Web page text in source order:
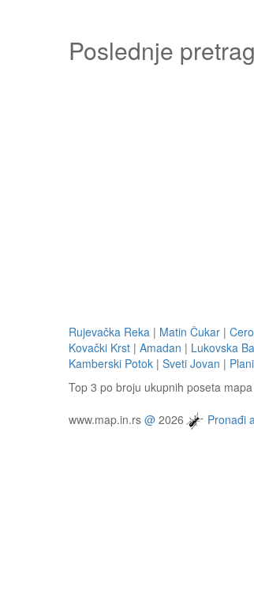
Poslednje
Rujevačka Reka | Matin Čukar |
Kovački Krst | Amadan | Lukovska
Kamberski Potok | Sveti Jovan |
Top 3 po broju ukupnih poseta
www.map.in.rs @ 2026 Pronađi